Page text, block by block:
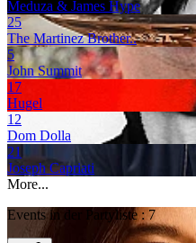
Meduza & James Hype
25
The Martinez Brother..
5
John Summit
17
Hugel
12
Dom Dolla
21
Joseph Capriati
More...
Events in der Partyliste : 7